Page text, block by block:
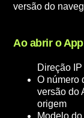
versão do
Ao abrir o
Direção IP
O número
versão do
origem
Modelo